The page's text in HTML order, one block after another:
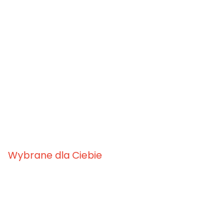
Wybrane dla Ciebie